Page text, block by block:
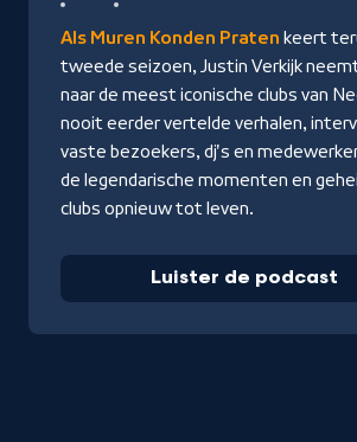
Als Muren Konden Praten keert
tweede seizoen, Justin Verkijk
naar de meest iconische clubs van
nooit eerder vertelde verhalen,
vaste bezoekers, dj's en
de legendarische momenten en
clubs opnieuw tot leven.
Luister de podcast